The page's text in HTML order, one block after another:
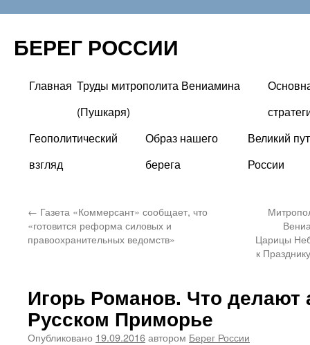
БЕРЕГ РОССИИ
Перейти
содержимому
Главная Труды митрополита Вениамина
(Пушкаря)
Геополитический
взгляд
Образ нашего
берега
Великий
России
← Газета «Коммерсант» сообщает, что
«готовится реформа силовых и
правоохранительных ведомств»
Царицы
к
Игорь Романов. Что
Русском Приморье
Опубликовано 19.09.2016автором Берег России